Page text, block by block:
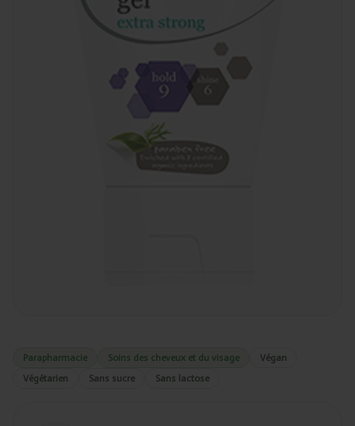
Parapharmacie Soins des cheveux et du visage
Végan
Végétarien
Sans sucre Sans lactose